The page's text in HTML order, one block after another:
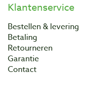
Klantenservice
Bestellen & levering
Betaling
Retourneren
Garantie
Contact